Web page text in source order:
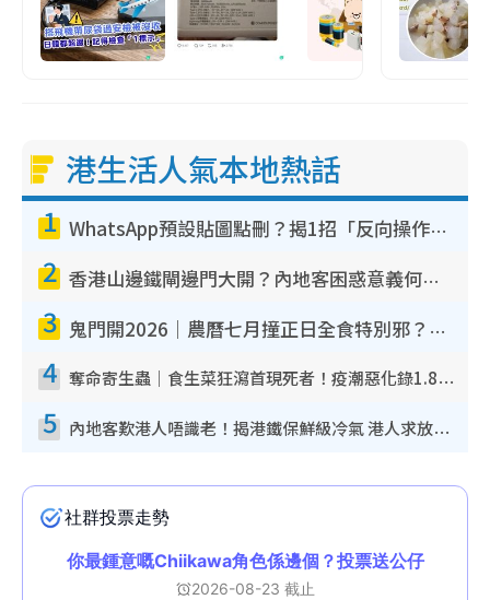
港生活人氣本地熱話
1 WhatsApp預設貼圖點刪？揭1招「反向操作」還原簡潔介面 附3步實測教學
2 香港山邊鐵閘邊門大開？內地客困惑意義何在！網民神回覆：呢種叫法理性防禦
3 鬼門開2026｜農曆七月撞正日全食特別邪？專家警告切忌做一事！揭4大禁忌+2招保平安
4 奪命寄生蟲｜食生菜狂瀉首現死者！疫潮惡化錄1.8萬宗病例 揭洗菜3大謬誤
5 內地客歎港人唔識老！揭港鐵保鮮級冷氣 港人求放過：咪投訴